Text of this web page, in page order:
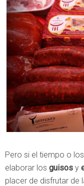
Pero si el tiempo o
elaborar los guisos y
placer de disfrutar de